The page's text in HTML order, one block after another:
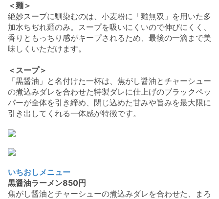
＜麺＞
絶妙スープに馴染むのは、小麦粉に「麺無双」を用いた多
加水ちぢれ麺のみ。スープを吸いにくいので伸びにくく、
香りともっちり感がキープされるため、最後の一滴まで美
味しくいただけます。
＜スープ＞
「黒醤油」と名付けた一杯は、焦がし醤油とチャーシュー
の煮込みダレを合わせた特製ダレに仕上げのブラックペッ
パーが全体を引き締め、閉じ込めた甘みや旨みを最大限に
引き出してくれる一体感が特徴です。
いちおしメニュー
黒醤油ラーメン850円
焦がし醤油とチャーシューの煮込みダレを合わせた、まろ